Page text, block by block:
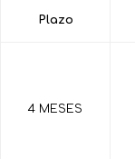
Plazo
4 MESES